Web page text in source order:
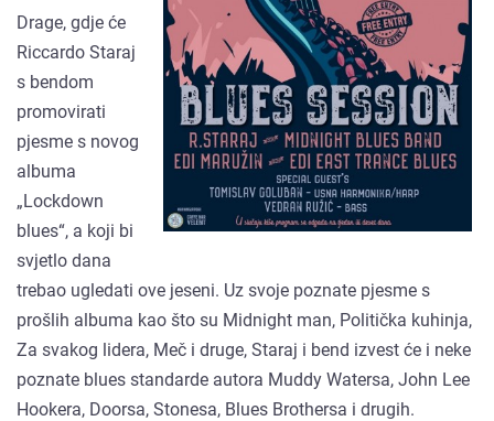
Drage, gdje će
Riccardo Staraj
s bendom
promovirati
pjesme s novog
albuma
„Lockdown
blues“, a koji bi
svjetlo dana
trebao ugledati ove jeseni. Uz svoje poznate pjesme s
prošlih albuma kao što su Midnight man, Politička kuhinja,
Za svakog lidera, Meč i druge, Staraj i bend izvest će i neke
poznate blues standarde autora Muddy Watersa, John Lee
Hookera, Doorsa, Stonesa, Blues Brothersa i drugih.